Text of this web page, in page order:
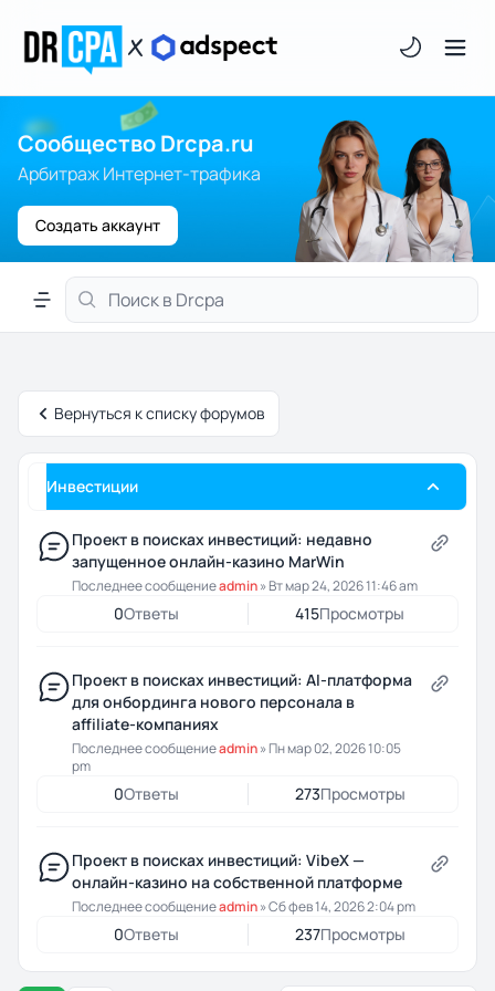
Светлая/
Сообщество Drcpa.ru
Арбитраж Интернет-трафика
Создать аккаунт
Меню навигации
Вернуться к списку форумов
Инвестиции
Проект в поисках инвестиций: недавно
запущенное онлайн-казино MarWin
Последнее сообщениеadmin»Вт мар 24, 2026 11:46 am
0Ответы 415Просмотры
Проект в поисках инвестиций: AI-платформа
для онбординга нового персонала в
affiliate-компаниях
Последнее сообщениеadmin»Пн мар 02, 2026 10:05
pm
0Ответы 273Просмотры
Проект в поисках инвестиций: VibeX —
онлайн-казино на собственной платформе
Последнее сообщениеadmin»Сб фев 14, 2026 2:04 pm
0Ответы 237Просмотры